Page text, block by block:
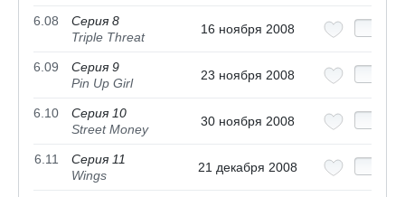
6.08
Серия 8
Triple Threat
16 ноября 2008
6.09
Серия 9
Pin Up Girl
23 ноября 2008
6.10
Серия 10
Street Money
30 ноября 2008
6.11
Серия 11
Wings
21 декабря 2008